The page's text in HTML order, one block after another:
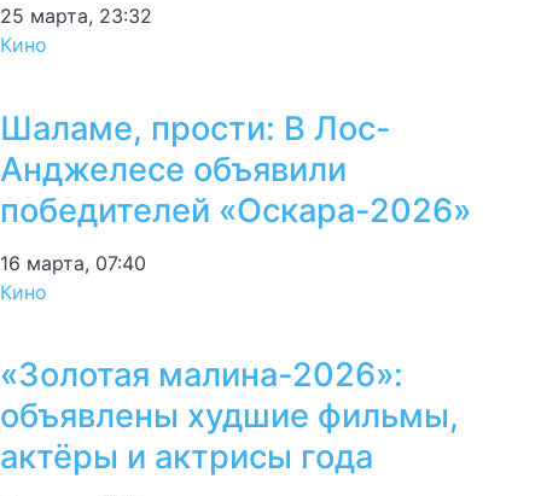
25 марта, 23:32
Кино
Шаламе, прости: В Лос-
Анджелесе объявили
победителей «Оскара-2026»
16 марта, 07:40
Кино
«Золотая малина-2026»:
объявлены худшие фильмы,
актёры и актрисы года